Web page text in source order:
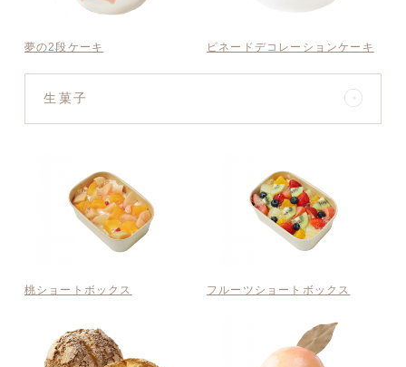
夢の2段ケーキ ピネードデコレーションケーキ
生菓子
桃ショートボックス フルーツショートボックス